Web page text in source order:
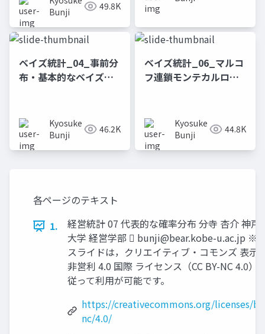
Bunji
49.8K
ベイズ統計_04_事前分
布・基本的なベイズ推
Kyosuke
Bunji
46.2K
ベイズ統計_06_マルコ
フ連鎖モンテカルロ法
Kyosuke
Bunji
44.8K
各ページのテキスト
1.
経営統計 07 代表的な確率分布 分寺 杏介 神戸
大学 経営学部  bunji@bear.kobe-u.ac.jp ※
スライドは，クリエイティブ・コモンズ 表示-
非営利 4.0 国際 ライセンス（CC BY-NC 4.0）
従って利用が可能です。
https://creativecommons.org/licenses/
nc/4.0/